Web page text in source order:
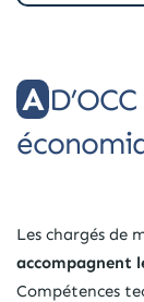
AD’OCC accompagne les filières
Les chargés de
accompagnent
Compétences